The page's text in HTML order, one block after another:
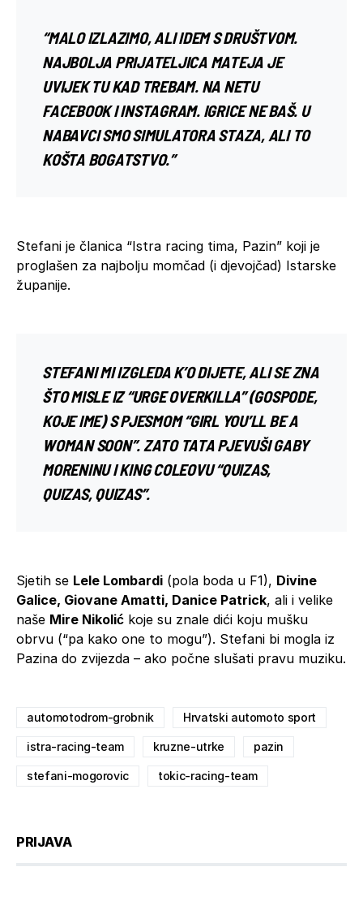
“MALO IZLAZIMO, ALI IDEM S DRUŠTVOM.
NAJBOLJA PRIJATELJICA MATEJA JE
UVIJEK TU KAD TREBAM. NA NETU
FACEBOOK I INSTAGRAM. IGRICE NE BAŠ. U
NABAVCI SMO SIMULATORA STAZA, ALI TO
KOŠTA BOGATSTVO.”
Stefani je članica “Istra racing tima, Pazin” koji je
proglašen za najbolju momčad (i djevojčad) Istarske
županije.
STEFANI MI IZGLEDA K’O DIJETE, ALI SE ZNA
ŠTO MISLE IZ “URGE OVERKILLA” (GOSPODE,
KOJE IME) S PJESMOM “GIRL YOU’LL BE A
WOMAN SOON”. ZATO TATA PJEVUŠI GABY
MORENINU I KING COLEOVU “QUIZAS,
QUIZAS, QUIZAS”.
Sjetih se Lele Lombardi (pola boda u F1), Divine
Galice, Giovane Amatti, Danice Patrick, ali i velike
naše Mire Nikolić koje su znale dići koju mušku
obrvu (“pa kako one to mogu”). Stefani bi mogla iz
Pazina do zvijezda – ako počne slušati pravu muziku.
automotodrom-grobnik Hrvatski automoto sport
istra-racing-team kruzne-utrke pazin
stefani-mogorovic tokic-racing-team
PRIJAVA